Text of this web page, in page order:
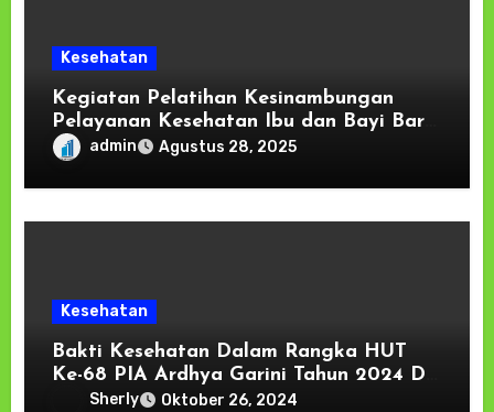
Kesehatan
Kegiatan Pelatihan Kesinambungan
Pelayanan Kesehatan Ibu dan Bayi Baru
Lahiradmin Agustus 28, 2025
Kesehatan
Bakti Kesehatan Dalam Rangka HUT
Ke-68 PIA Ardhya Garini Tahun 2024 Di
Lanud Pattimura
Sherly Oktober 26, 2024